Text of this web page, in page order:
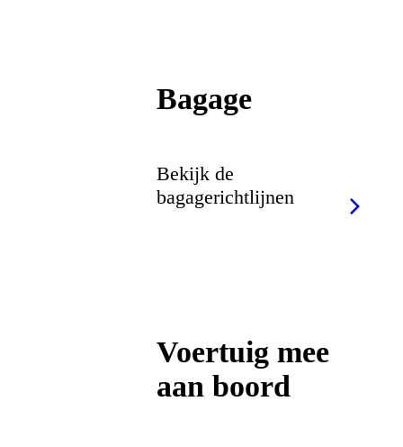
Bagage
Bekijk de
bagagerichtlijnen
Voertuig mee
aan boord